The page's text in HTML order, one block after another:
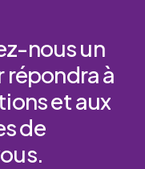
nousun
répondraà
etaux
de